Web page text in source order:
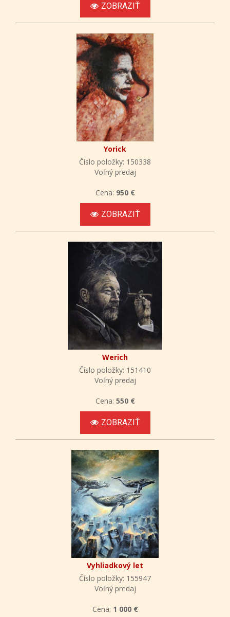
ZOBRAZIŤ
Yorick
Číslo položky: 150338
Voľný predaj
Cena: 950 €
ZOBRAZIŤ
Werich
Číslo položky: 151410
Voľný predaj
Cena: 550 €
ZOBRAZIŤ
Vyhliadkový let
Číslo položky: 155947
Voľný predaj
Cena: 1 000 €